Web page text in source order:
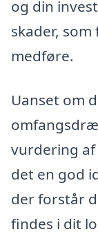
og din
skader,
medføre.
Uanset om
vurdering
det en god
der forstår
findes i dit